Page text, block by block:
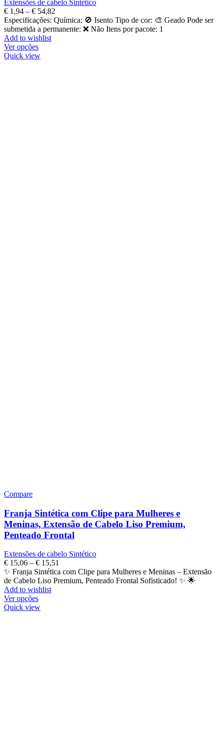
Extensões de cabelo Sintético
€ 1,94 – € 54,82
Especificações: Química: 🚫 Isento Tipo de cor: 🎨 Geado Pode ser
submetida a permanente: ❌ Não Itens por pacote: 1
Add to wishlist
Ver opções
Quick view
Compare
Franja Sintética com Clipe para Mulheres e
Meninas, Extensão de Cabelo Liso Premium,
Penteado Frontal
Extensões de cabelo Sintético
€ 15,06 – € 15,51
✨ Franja Sintética com Clipe para Mulheres e Meninas – Extensão
de Cabelo Liso Premium, Penteado Frontal Sofisticado! ✨ 🌟
Add to wishlist
Ver opções
Quick view